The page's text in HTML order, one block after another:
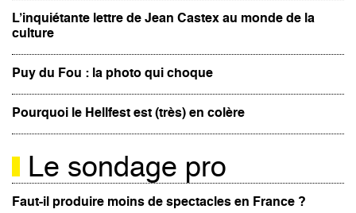
L’inquiétante lettre de Jean Castex au monde de la
culture
Puy du Fou : la photo qui choque
Pourquoi le Hellfest est (très) en colère
Le sondage pro
Faut-il produire moins de spectacles en France ?